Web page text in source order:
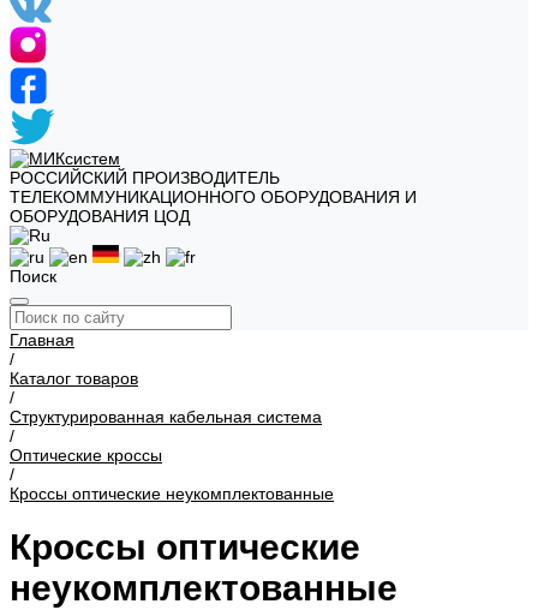
РОССИЙСКИЙ ПРОИЗВОДИТЕЛЬ
ТЕЛЕКОММУНИКАЦИОННОГО ОБОРУДОВАНИЯ И
ОБОРУДОВАНИЯ ЦОД
Поиск
Главная
/
Каталог товаров
/
Структурированная кабельная система
/
Оптические кроссы
/
Кроссы оптические неукомплектованные
Кроссы оптические
неукомплектованные